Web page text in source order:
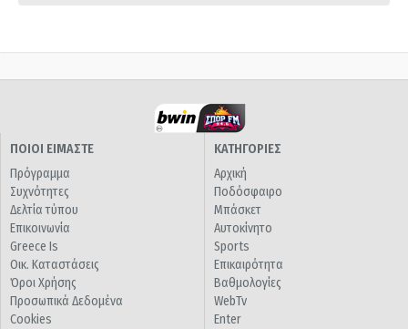
ΠΟΙΟΙ ΕΙΜΑΣΤΕ
Πρόγραμμα
Συχνότητες
Δελτία τύπου
Επικοινωνία
Greece Is
Οικ. Καταστάσεις
Όροι Χρήσης
Προσωπικά Δεδομένα
Cookies
ΚΑΤΗΓΟΡΙΕΣ
Αρχική
Ποδόσφαιρο
Μπάσκετ
Αυτοκίνητο
Sports
Επικαιρότητα
Βαθμολογίες
WebTv
Enter